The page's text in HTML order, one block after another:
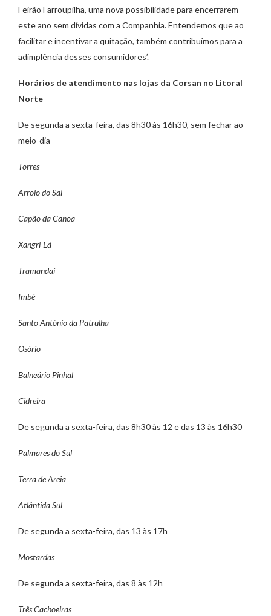
Feirão Farroupilha, uma nova possibilidade para encerrarem
este ano sem dívidas com a Companhia. Entendemos que ao
facilitar e incentivar a quitação, também contribuímos para a
adimplência desses consumidores’.
Horários de atendimento nas lojas da Corsan no Litoral
Norte
De segunda a sexta-feira, das 8h30 às 16h30, sem fechar ao
meio-dia
Torres
Arroio do Sal
Capão da Canoa
Xangri-Lá
Tramandaí
Imbé
Santo Antônio da Patrulha
Osório
Balneário Pinhal
Cidreira
De segunda a sexta-feira, das 8h30 às 12 e das 13 às 16h30
Palmares do Sul
Terra de Areia
Atlântida Sul
De segunda a sexta-feira, das 13 às 17h
Mostardas
De segunda a sexta-feira, das 8 às 12h
Três Cachoeiras